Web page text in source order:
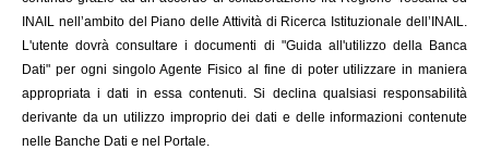
INAIL nell’ambito del Piano delle Attività di Ricerca Istituzionale dell’INAIL.
L'utente dovrà consultare i documenti di "Guida all'utilizzo della Banca
Dati" per ogni singolo Agente Fisico al fine di poter utilizzare in maniera
appropriata i dati in essa contenuti. Si declina qualsiasi responsabilità
derivante da un utilizzo improprio dei dati e delle informazioni contenute
nelle Banche Dati e nel Portale.